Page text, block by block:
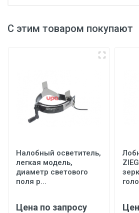
С этим товаром покупают
Налобный осветитель,
легкая модель,
диаметр светового
поля р...
Цена по запросу